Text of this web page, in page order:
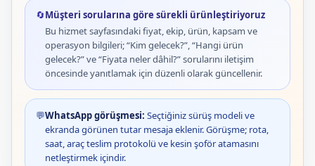
🔄Müşteri sorularına göre sürekli ürünleştiriyoruz
Bu hizmet sayfasındaki fiyat, ekip, ürün, kapsam ve
operasyon bilgileri; “Kim gelecek?”, “Hangi ürün
gelecek?” ve “Fiyata neler dâhil?” sorularını iletişim
öncesinde yanıtlamak için düzenli olarak güncellenir.
💬WhatsApp görüşmesi: Seçtiğiniz sürüş modeli ve
ekranda görünen tutar mesaja eklenir. Görüşme; rota,
saat, araç teslim protokolü ve kesin şoför atamasını
netleştirmek içindir.